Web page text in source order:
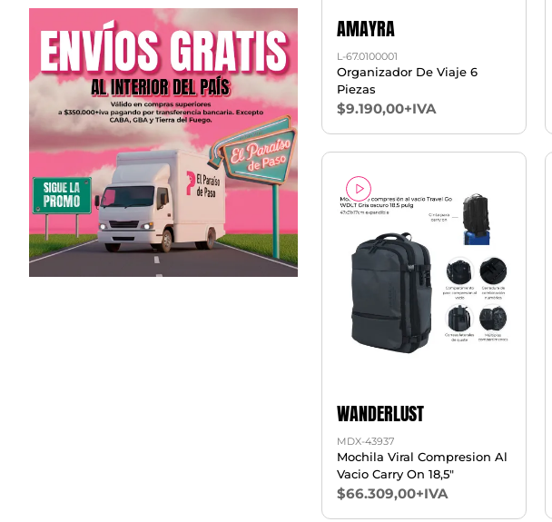
AMAYRA
L-67.0100001
Organizador De Viaje 6
Piezas
$9.190,00+IVA
WANDERLUST
MDX-43937
Mochila Viral Compresion Al
Vacio Carry On 18,5"
$66.309,00+IVA